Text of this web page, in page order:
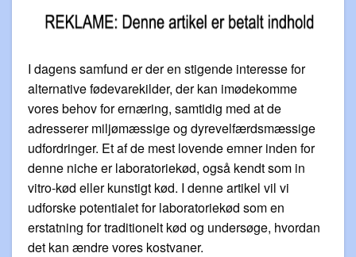
I dagens samfund er der en stigende interesse for
alternative fødevarekilder, der kan imødekomme
vores behov for ernæring, samtidig med at de
adresserer miljømæssige og dyrevelfærdsmæssige
udfordringer. Et af de mest lovende emner inden for
denne niche er laboratoriekød, også kendt som in
vitro-kød eller kunstigt kød. I denne artikel vil vi
udforske potentialet for laboratoriekød som en
erstatning for traditionelt kød og undersøge, hvordan
det kan ændre vores kostvaner.